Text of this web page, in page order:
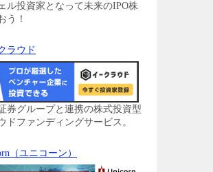
ル投資家となって未来のIPO株
う！
ラウド
券グループと連携の株式投資型
ドファンディングサービス。
（ユニコーン）